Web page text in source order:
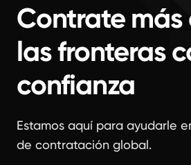
Contrate más
las fronteras
confianza
Estamos aquí para ayudarle
de contratación global.